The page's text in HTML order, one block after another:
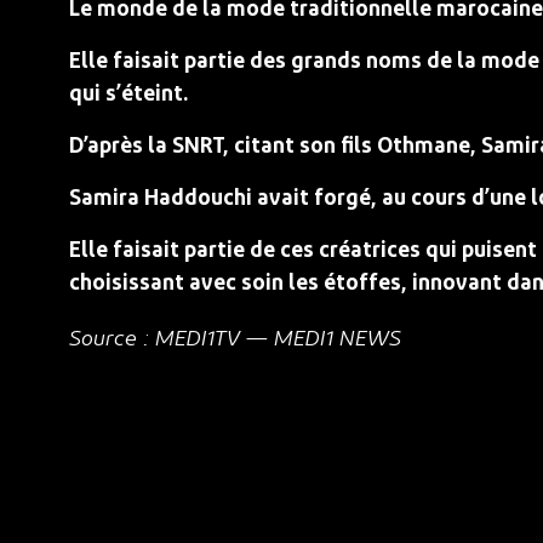
Le monde de la mode traditionnelle
Elle faisait partie des grands noms de la
qui s’éteint.
D’après la SNRT, citant son fils Othmane,
Samira Haddouchi avait forgé, au cours
Elle faisait partie de ces créatrices qui
choisissant avec soin les étoffes, innovant
Source : MEDI1TV — MEDI1 NEWS